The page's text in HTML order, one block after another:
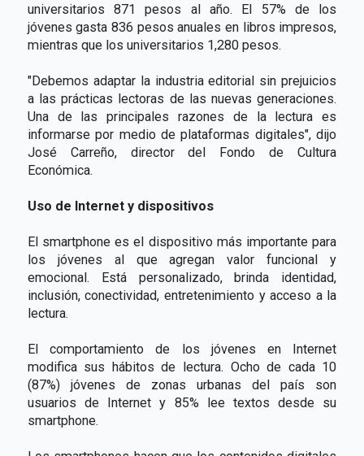
universitarios 871 pesos al año. El 57% de los
jóvenes gasta 836 pesos anuales en libros impresos,
mientras que los universitarios 1,280 pesos.
"Debemos adaptar la industria editorial sin prejuicios
a las prácticas lectoras de las nuevas generaciones.
Una de las principales razones de la lectura es
informarse por medio de plataformas digitales", dijo
José Carreño, director del Fondo de Cultura
Económica.
Uso de Internet y dispositivos
El smartphone es el dispositivo más importante para
los jóvenes al que agregan valor funcional y
emocional. Está personalizado, brinda identidad,
inclusión, conectividad, entretenimiento y acceso a la
lectura.
El comportamiento de los jóvenes en Internet
modifica sus hábitos de lectura. Ocho de cada 10
(87%) jóvenes de zonas urbanas del país son
usuarios de Internet y 85% lee textos desde su
smartphone.